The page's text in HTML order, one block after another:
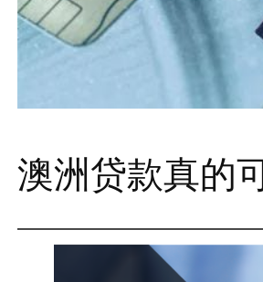
澳洲贷款真的